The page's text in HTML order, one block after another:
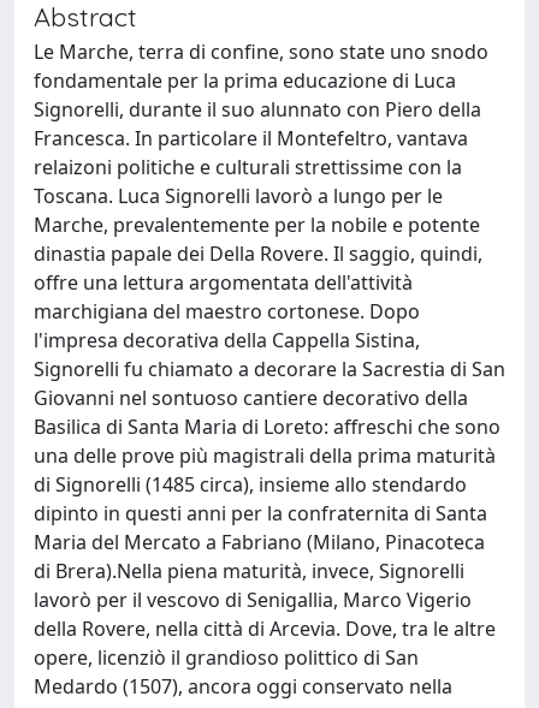
Abstract
Le Marche, terra di confine, sono state uno snodo
fondamentale per la prima educazione di Luca
Signorelli, durante il suo alunnato con Piero della
Francesca. In particolare il Montefeltro, vantava
relaizoni politiche e culturali strettissime con la
Toscana. Luca Signorelli lavorò a lungo per le
Marche, prevalentemente per la nobile e potente
dinastia papale dei Della Rovere. Il saggio, quindi,
offre una lettura argomentata dell'attività
marchigiana del maestro cortonese. Dopo
l'impresa decorativa della Cappella Sistina,
Signorelli fu chiamato a decorare la Sacrestia di San
Giovanni nel sontuoso cantiere decorativo della
Basilica di Santa Maria di Loreto: affreschi che sono
una delle prove più magistrali della prima maturità
di Signorelli (1485 circa), insieme allo stendardo
dipinto in questi anni per la confraternita di Santa
Maria del Mercato a Fabriano (Milano, Pinacoteca
di Brera).Nella piena maturità, invece, Signorelli
lavorò per il vescovo di Senigallia, Marco Vigerio
della Rovere, nella città di Arcevia. Dove, tra le altre
opere, licenziò il grandioso polittico di San
Medardo (1507), ancora oggi conservato nella